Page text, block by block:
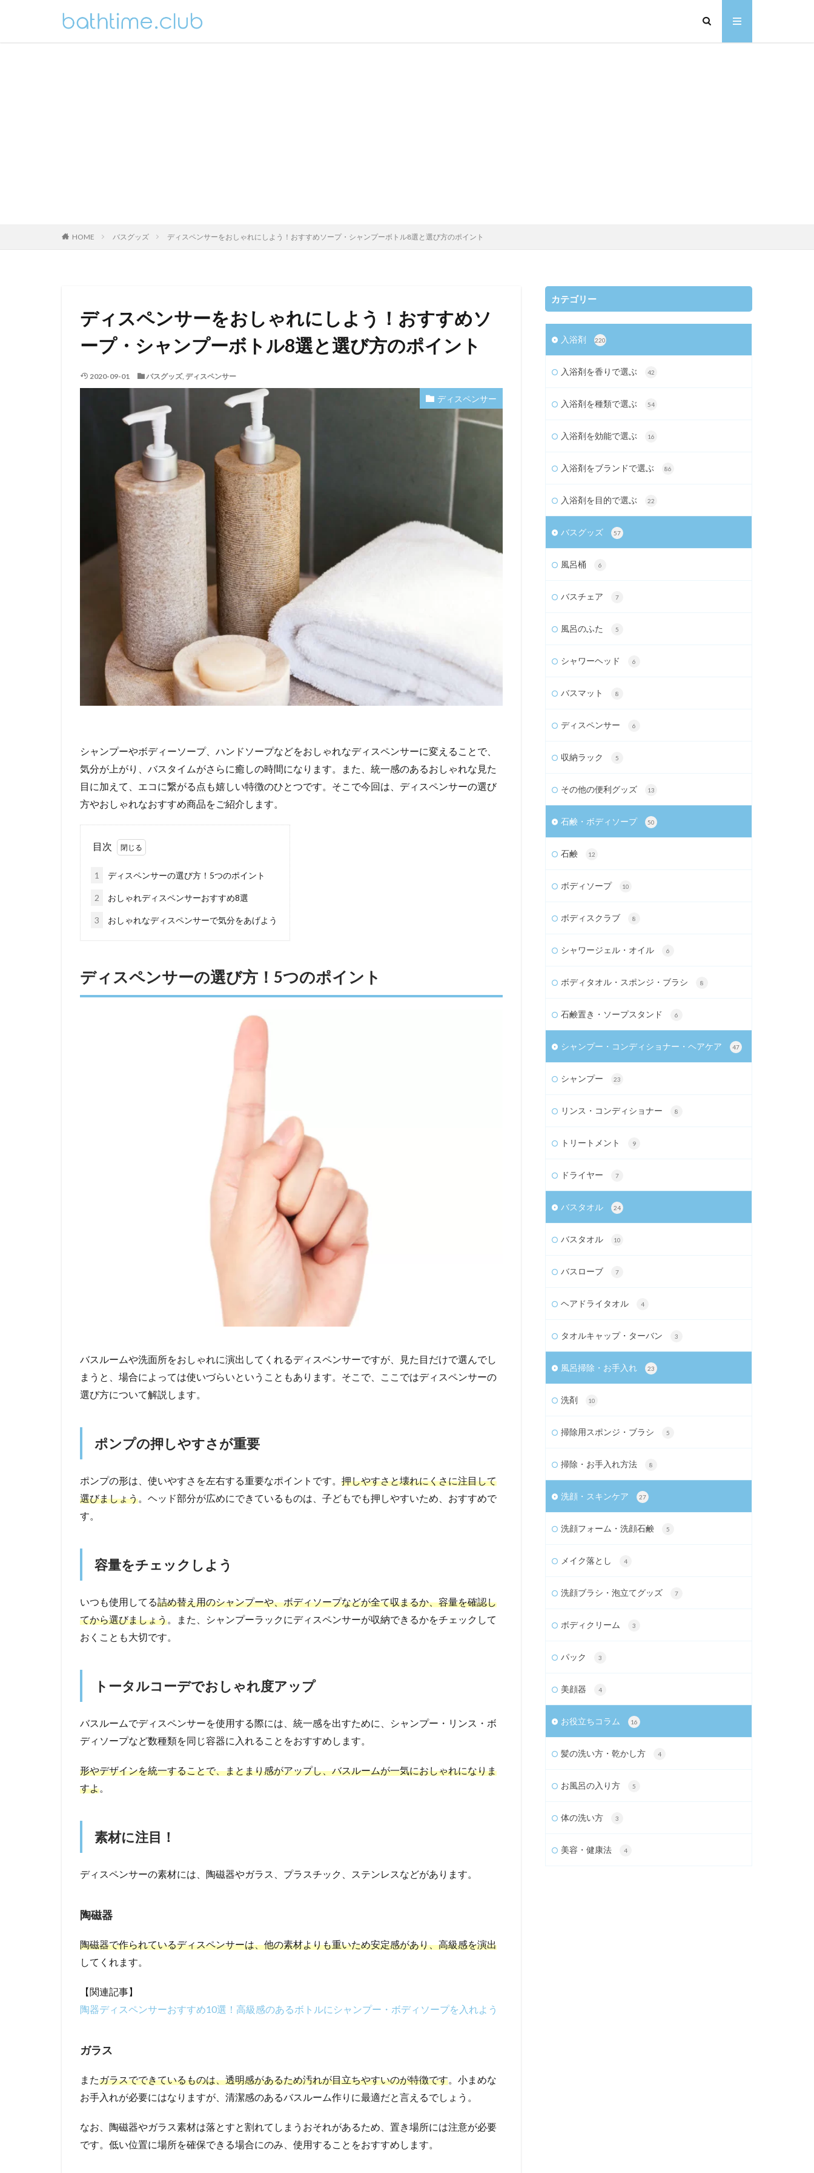
HOME バスグッズ ディスペンサーをおしゃれにしよう！おすすめソープ・シャンプーボトル8選と選び方のポイント
ディスペンサーをおしゃれにしよう！おすすめソ
ープ・シャンプーボトル8選と選び方のポイント
2020-09-01 バスグッズ, ディスペンサー
ディスペンサー
シャンプーやボディーソープ、ハンドソープなどをおしゃれなディスペンサーに変えることで、
気分が上がり、バスタイムがさらに癒しの時間になります。また、統一感のあるおしゃれな見た
目に加えて、エコに繋がる点も嬉しい特徴のひとつです。そこで今回は、ディスペンサーの選び
方やおしゃれなおすすめ商品をご紹介します。
目次
1 ディスペンサーの選び方！5つのポイント
2 おしゃれディスペンサーおすすめ8選
3 おしゃれなディスペンサーで気分をあげよう
ディスペンサーの選び方！5つのポイント
バスルームや洗面所をおしゃれに演出してくれるディスペンサーですが、見た目だけで選んでし
まうと、場合によっては使いづらいということもあります。そこで、ここではディスペンサーの
選び方について解説します。
ポンプの押しやすさが重要
ポンプの形は、使いやすさを左右する重要なポイントです。 押しやすさと壊れにくさに注目して
選びましょう。ヘッド部分が広めにできているものは、子どもでも押しやすいため、おすすめで
す。
容量をチェックしよう
いつも使用してる詰め替え用のシャンプーや、ボディソープなどが全て収まるか、容量を確認し
てから選びましょう。また、シャンプーラックにディスペンサーが収納できるかをチェックして
おくことも大切です。
トータルコーデでおしゃれ度アップ
バスルームでディスペンサーを使用する際には、統一感を出すために、シャンプー・リンス・ボ
ディソープなど数種類を同じ容器に入れることをおすすめします。
形やデザインを統一することで、まとまり感がアップし、バスルームが一気におしゃれになりま
すよ。
素材に注目！
ディスペンサーの素材には、陶磁器やガラス、プラスチック、ステンレスなどがあります。
陶磁器
陶磁器で作られているディスペンサーは、他の素材よりも重いため安定感があり、高級感を演出
してくれます。
【関連記事】
陶器ディスペンサーおすすめ10選！高級感のあるボトルにシャンプー・ボディソープを入れよう
ガラス
またガラスでできているものは、透明感があるため汚れが目立ちやすいのが特徴です。小まめな
お手入れが必要にはなりますが、清潔感のあるバスルーム作りに最適だと言えるでしょう。
なお、陶磁器やガラス素材は落とすと割れてしまうおそれがあるため、置き場所には注意が必要
です。低い位置に場所を確保できる場合にのみ、使用することをおすすめします。
カテゴリー
入浴剤 220
入浴剤を香りで選ぶ 42
入浴剤を種類で選ぶ 54
入浴剤を効能で選ぶ 16
入浴剤をブランドで選ぶ 86
入浴剤を目的で選ぶ 22
バスグッズ 57
風呂桶 6
バスチェア 7
風呂のふた 5
シャワーヘッド 6
バスマット 8
ディスペンサー 6
収納ラック 5
その他の便利グッズ 13
石鹸・ボディソープ 50
石鹸 12
ボディソープ 10
ボディスクラブ 8
シャワージェル・オイル 6
ボディタオル・スポンジ・ブラシ 8
石鹸置き・ソープスタンド 6
シャンプー・コンディショナー・ヘアケア 47
シャンプー 23
リンス・コンディショナー 8
トリートメント 9
ドライヤー 7
バスタオル 24
バスタオル 10
バスローブ 7
ヘアドライタオル 4
タオルキャップ・ターバン 3
風呂掃除・お手入れ 23
洗剤 10
掃除用スポンジ・ブラシ 5
掃除・お手入れ方法 8
洗顔・スキンケア 27
洗顔フォーム・洗顔石鹸 5
メイク落とし 4
洗顔ブラシ・泡立てグッズ 7
ボディクリーム 3
パック 3
美顔器 4
お役立ちコラム 16
髪の洗い方・乾かし方 4
お風呂の入り方 5
体の洗い方 3
美容・健康法 4